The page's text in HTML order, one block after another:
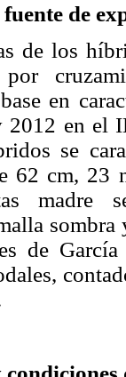
de
de los
por
en
en el
se
62 cm,
madre
de